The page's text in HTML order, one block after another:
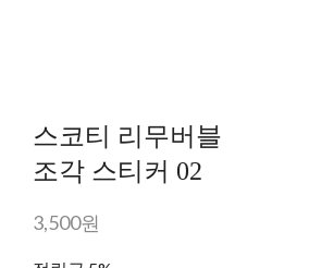
스코티 리무버블
조각 스티커 02
3,500원